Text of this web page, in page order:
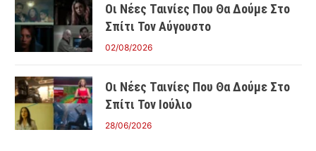
Οι Νέες Ταινίες Που Θα Δούμε Στο
Σπίτι Τον Αύγουστο
02/08/2026
Οι Νέες Ταινίες Που Θα Δούμε Στο
Σπίτι Τον Ιούλιο
28/06/2026